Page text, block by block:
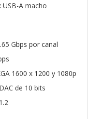
A macho
Gbps por canal
1600 x 1200 y 1080p
de 10 bits